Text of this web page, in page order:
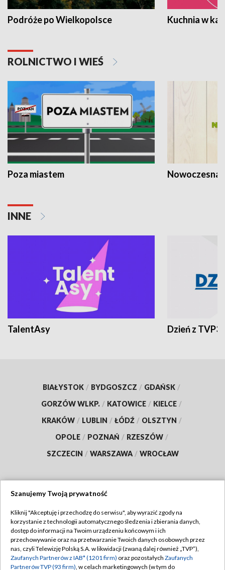
Podróże po Wielkopolsce Kuchnia w
ROLNICTWO I WIEŚ
Poza miastem Nowoczesna
INNE
TalentAsy Dzień z TVP3
BIAŁYSTOK / BYDGOSZCZ / GDAŃSK /
GORZÓW WLKP. / KATOWICE / KIELCE /
KRAKÓW / LUBLIN / ŁÓDŹ / OLSZTYN /
OPOLE / POZNAŃ / RZESZÓW /
SZCZECIN / WARSZAWA / WROCŁAW
TVP
Abonament TVP
Emisja w TVP
Regulamin TVP
Polityka prywatności
Szanujemy Twoją prywatność
Kliknij "Akceptuję i przechodzę do serwisu", aby wyrazić zgody na
korzystanie z technologii automatycznego śledzenia i zbierania danych,
dostęp do informacji na Twoim urządzeniu końcowym i ich
przechowywanie oraz na przetwarzanie Twoich danych osobowych przez
nas, czyli Telewizję Polską S.A. w likwidacji (zwaną dalej również „TVP”),
Zaufanych Partnerów z IAB* (1201 firm) oraz pozostałych Zaufanych
Partnerów TVP (93 firm), w celach marketingowych (w tym do